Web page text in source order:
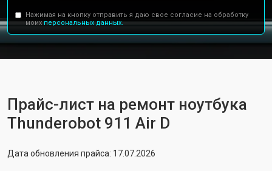
Нажимая на кнопку отправить я даю свое согласие на обработку
моихперсональных данных.
Прайс-лист на ремонт ноутбука
Thunderobot 911 Air D
Дата обновления прайса: 17.07.2026